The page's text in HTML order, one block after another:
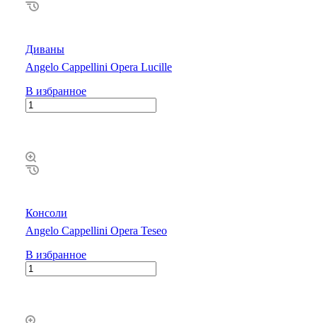
Диваны
Angelo Cappellini Opera Lucille
В избранное
Консоли
Angelo Cappellini Opera Teseo
В избранное